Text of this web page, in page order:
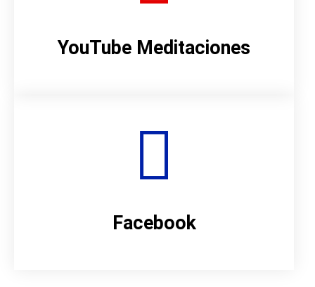
YouTube Meditaciones
Facebook